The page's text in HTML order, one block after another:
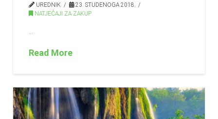
UREDNIK
23. STUDENOGA 2018.
NATJEČAJI ZA ZAKUP
…
Read More